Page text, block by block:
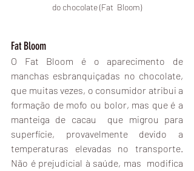
do chocolate (Fat  Bloom)
Fat Bloom
O Fat Bloom é o aparecimento de
manchas esbranquiçadas no chocolate,
que muitas vezes, o consumidor atribui a
formação de mofo ou bolor, mas que é a
manteiga de cacau  que migrou para
superfície, provavelmente devido a
temperaturas elevadas no transporte.
Não é prejudicial à saúde, mas  modifica